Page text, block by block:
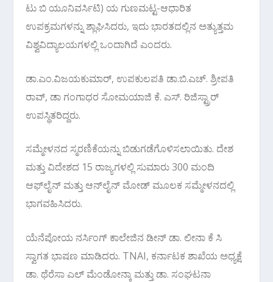
ಟು ಬಿ ಯೂನಿವರ್ಸಿಟಿ) ಯ ಗುಣಮಟ್ಟ-ಆಧಾರಿತ
ಉಪಕ್ರಮಗಳನ್ನು ಶ್ಲಾಘಿಸಿದರು, ಇದು ಭಾರತದಲ್ಲಿನ ಅತ್ಯುತ್ತಮ
ವಿಶ್ವವಿದ್ಯಾಲಯಗಳಲ್ಲಿ ಒಂದಾಗಿದೆ ಎಂದರು.
ಡಾ.ಎಂ.ವಿಜಯಕುಮಾರ್, ಉಪಕುಲಪತಿ ಡಾ.ಬಿ.ಎಚ್. ಶ್ರೀಪತಿ
ರಾವ್, ಡಾ ಗಂಗಾಧರ ಸೋಮಯಾಜಿ ಕೆ. ಎಸ್. ರಿಜಿಸ್ಟ್ರಾರ್
ಉಪಸ್ಥಿತರಿದ್ದರು.
ಸಮ್ಮೇಳನದ ಸ್ಮರಣಿಕೆಯನ್ನು ಬಿಡುಗಡೆಗೊಳಿಸಲಾಯಿತು. ದೇಶ
ಮತ್ತು ವಿದೇಶದ 15 ರಾಜ್ಯಗಳಲ್ಲಿ ಸುಮಾರು 300 ಮಂದಿ
ಆಫ್‌ಲೈನ್ ಮತ್ತು ಆನ್‌ಲೈನ್ ಮೋಡ್ ಮೂಲಕ ಸಮ್ಮೇಳನದಲ್ಲಿ
ಭಾಗವಹಿಸಿದರು.
ಯೆನೆಪೋಯ ನರ್ಸಿಂಗ್ ಕಾಲೇಜಿನ ಡೀನ್ ಡಾ. ಲೀನಾ ಕೆ ಸಿ
ಸ್ವಾಗತ ಭಾಷಣ ಮಾಡಿದರು. TNAI, ಕರ್ನಾಟಕ ಶಾಖೆಯ ಅಧ್ಯಕ್ಷೆ
ಡಾ. ಥೆರೆಸಾ ಎಲ್ ಮೆಂಡೋನ್ಕಾ ಮತ್ತು ಡಾ. ಸಂಘಟನಾ